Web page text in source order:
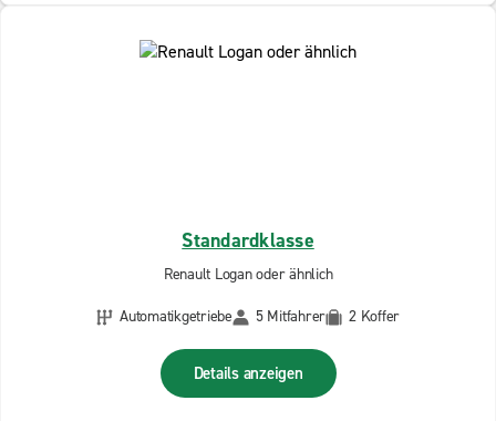
Standardklasse
Renault Logan oder ähnlich
Automatikgetriebe
5 Mitfahrer 2 Koffer
Details anzeigen